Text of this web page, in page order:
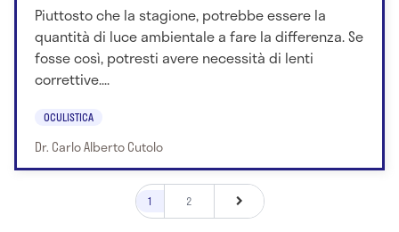
Piuttosto che la stagione, potrebbe essere la
quantità di luce ambientale a fare la differenza. Se
fosse così, potresti avere necessità di lenti
correttive....
OCULISTICA
Dr. Carlo Alberto Cutolo
1 2